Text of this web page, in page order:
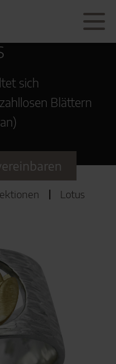
sich
Blättern
Lotus